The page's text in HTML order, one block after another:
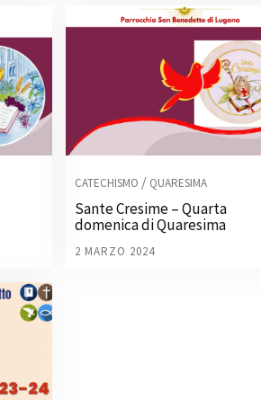
CATECHISMO / QUARESIMA
Sante Cresime – Quarta
domenica di Quaresima
2 MARZO 2024